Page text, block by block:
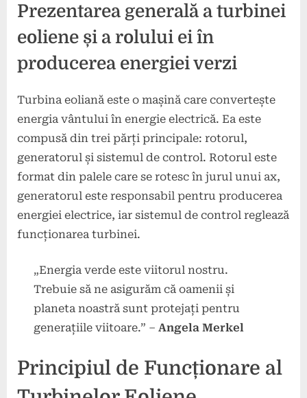
Prezentarea generală a turbinei
eoliene și a rolului ei în
producerea energiei verzi
Turbina eoliană este o mașină care convertește
energia vântului în energie electrică. Ea este
compusă din trei părți principale: rotorul,
generatorul și sistemul de control. Rotorul este
format din palele care se rotesc în jurul unui ax,
generatorul este responsabil pentru producerea
energiei electrice, iar sistemul de control reglează
funcționarea turbinei.
„Energia verde este viitorul nostru.
Trebuie să ne asigurăm că oamenii și
planeta noastră sunt protejați pentru
generațiile viitoare.” – Angela Merkel
Principiul de Funcționare al